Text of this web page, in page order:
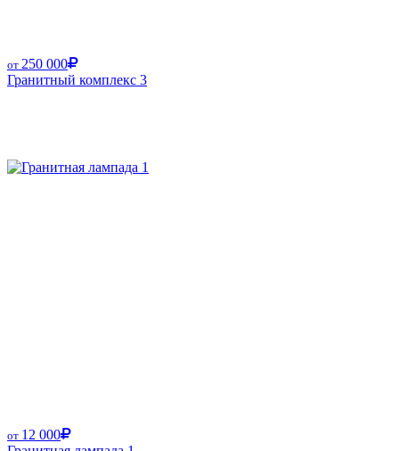
от 250 000
Гранитный комплекс 3
от 12 000